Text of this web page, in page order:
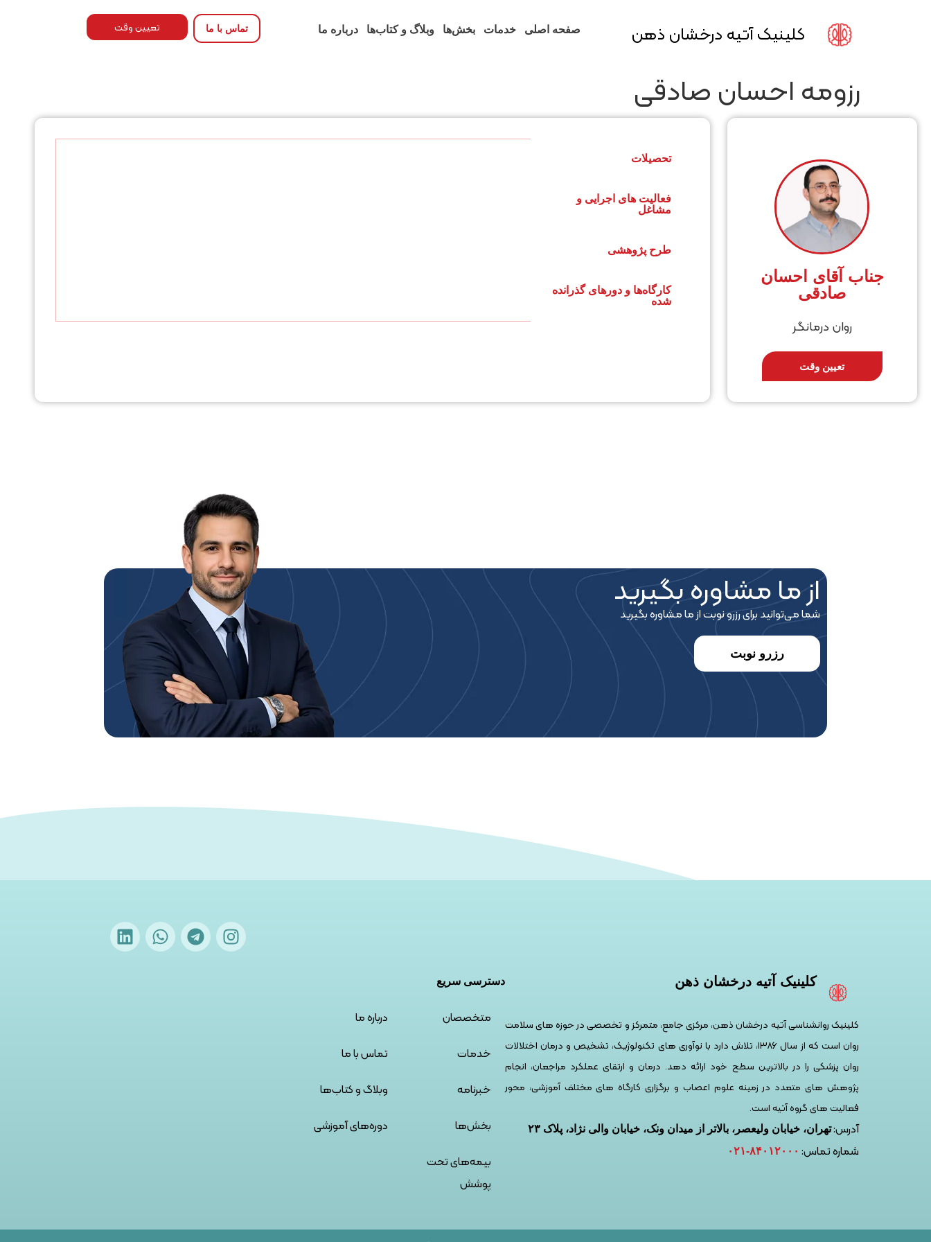
کلینیک آتیه درخشان ذهن صفحه اصلی خدمات بخش‌ها وبلاگ و کتاب‌ها درباره ما تماس با ما تعیین وقت
رزومه احسان صادقی
جناب آقای احسان
صادقی
روان درمانگر
تعیین وقت
تحصیلات
فعالیت های اجرایی و
مشاغل
طرح پژوهشی
کارگاه‌ها و دورهای گذرانده
شده
از ما مشاوره بگیرید
شما می‎‌توانید برای رزرو نوبت از ما مشاوره بگیرید
رزرو نوبت
کلینیک آتیه درخشان ذهن
کلینیک روانشناسی آتیه درخشان ذهن، مرکزی جامع، متمرکز و تخصصی در حوزه های سلامت
روان است که از سال ۱۳۸۶، تلاش دارد با نوآوری های تکنولوژیک، تشخیص و درمان اختلالات
روان پزشکی را در بالاترین سطح خود ارائه دهد. درمان و ارتقای عملکرد مراجعان، انجام
پژوهش های متعدد در زمینه علوم اعصاب و برگزاری کارگاه های مختلف آموزشی، محور
فعالیت های گروه آتیه است.
آدرس:تهران، خیابان ولیعصر، بالاتر از میدان ونک، خیابان والی نژاد، پلاک ۲۳
شماره تماس: ۸۴۰۱۲۰۰۰-۰۲۱
دسترسی سریع
متخصصان
خدمات
خبرنامه
بخش‌ها
بیمه‌های تحت
پوشش
درباره ما
تماس با ما
وبلاگ و کتاب‌ها
دوره‌های آموزشی